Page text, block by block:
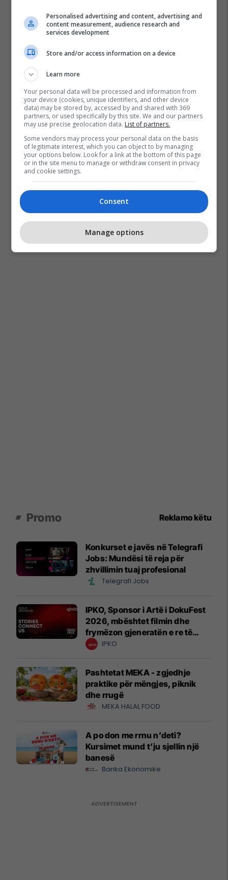
Simon Kjaer Transferimet Stefano Pioli
Serie A
Ac Milan
Promo Reklamo këtu
Konkurset e javës në Telegrafi
Jobs: Mundësi të reja për
zhvillimin tuaj profesional
Telegrafi Jobs
IPKO, Sponsor i Artë i DokuFest
2026, mbështet filmin dhe
frymëzon gjeneratën e re të
krijuesve
IPKO
Pashtetat MEKA - zgjedhje
praktike për mëngjes, piknik
dhe rrugë
MEKA HALAL FOOD
A po don me rrnu n’deti?
Kursimet mund t’ju sjellin një
banesë
Banka Ekonomike
Personalised advertising and content, advertising and
content measurement, audience research and
services development
Store and/or access information on a device
Learn more
Your personal data will be processed and information from
your device (cookies, unique identifiers, and other device
data) may be stored by, accessed by and shared with 369
partners, or used specifically by this site. We and our partners
may use precise geolocation data. List of partners.
Some vendors may process your personal data on the basis
of legitimate interest, which you can object to by managing
your options below. Look for a link at the bottom of this page
or in the site menu to manage or withdraw consent in privacy
and cookie settings.
Consent
Manage options